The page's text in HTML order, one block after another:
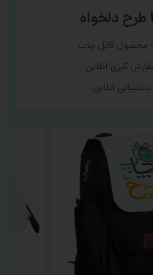
طرح دلخواه
گیری آنلاین
پشتیبانی آنلاین